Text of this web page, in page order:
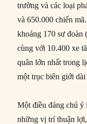
trường và các loại
và 650.000 chiến
khoảng 170 sư đoàn
cùng với 10.400 xe
quân lớn nhất trong
một trục biên giới
Một điều đáng chú
những vị trí thuận